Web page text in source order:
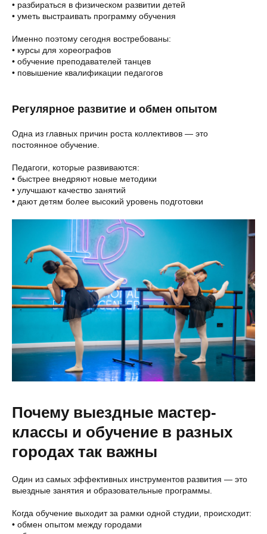
• разбираться в физическом развитии детей
• уметь выстраивать программу обучения
Именно поэтому сегодня востребованы:
• курсы для хореографов
• обучение преподавателей танцев
• повышение квалификации педагогов
Регулярное развитие и обмен опытом
Одна из главных причин роста коллективов — это
постоянное обучение.
Педагоги, которые развиваются:
• быстрее внедряют новые методики
• улучшают качество занятий
• дают детям более высокий уровень подготовки
Почему выездные мастер-
классы и обучение в разных
городах так важны
Один из самых эффективных инструментов развития — это
выездные занятия и образовательные программы.
Когда обучение выходит за рамки одной студии, происходит:
• обмен опытом между городами